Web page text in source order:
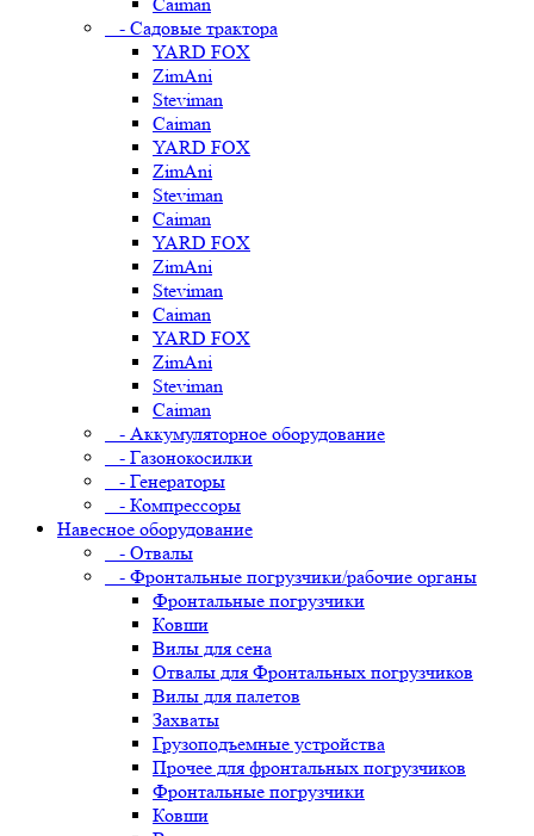
- Садовые трактора
YARD FOX
ZimAni
Steviman
Caiman
YARD FOX
ZimAni
Steviman
Caiman
YARD FOX
ZimAni
Steviman
Caiman
YARD FOX
ZimAni
Steviman
Caiman
- Аккумуляторное оборудование
- Газонокосилки
- Генераторы
- Компрессоры
Навесное оборудование
- Отвалы
- Фронтальные погрузчики/рабочие органы
Фронтальные погрузчики
Ковши
Вилы для сена
Отвалы для Фронтальных погрузчиков
Вилы для палетов
Захваты
Грузоподъемные устройства
Прочее для фронтальных погрузчиков
Фронтальные погрузчики
Ковши